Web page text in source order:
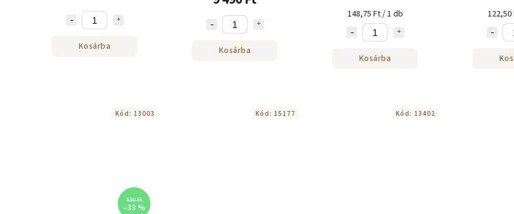
Kosárba Kosárba
148,75 Ft / 1 db
Kosárba
590 Ft
–33 %
Kód: 13003 Kód: 15177 Kód: 13402